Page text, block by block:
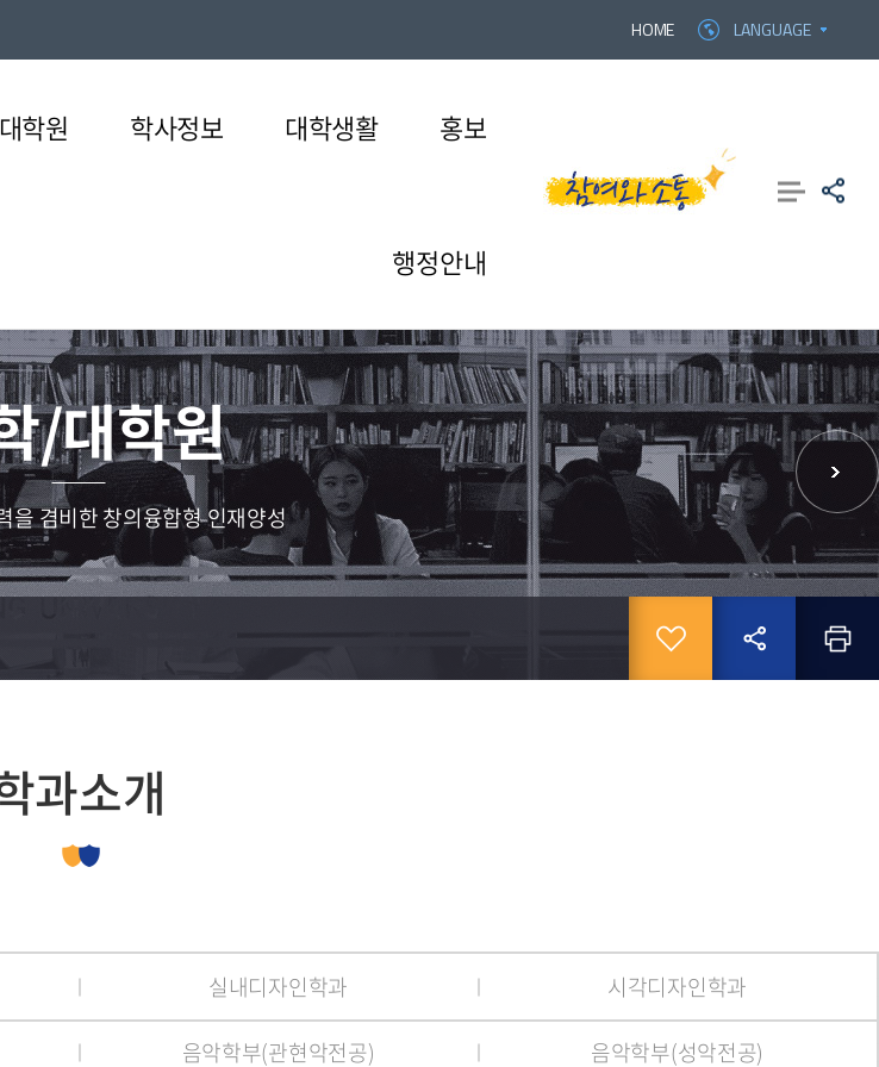
HOME LANGUAGE
성상징
훈/교가
볼마크/로고
스코트
대학기구
조직도
총장직속기관
대학본부
부설연구소
학교법인
이사장 인사말
법인
법인이사회
캠퍼스안내
캠퍼스맵
교내홈페이지
교내전화번호
특수대학원
웨슬리신학대학원
사회복지대학원
교육대학원
계약학과
학원
융복합교육과정 연구/산학협력/평생교육
산학협력단
평생교육원
학사정보
학적
전과
휴학
복학
대학생활
복지문화
성서고고학박물관
생활관안내
통학버스 안내
IT서비스
온라인서비스
전자출결(헤이영캠퍼스)
WiFi이용방법
Microsoft 365
UHS FAQ
홍보
티 UHS 홍보
언론속의협성
협성 WEBZINE
발전기금
행정안내
대학규정
대학규정
예결산공고
학교법인삼일학원
협성대학교
산학협력단
적립금 운용현황
학교법인삼일학원
협성대학교
/대학원
을 겸비한 창의융합형 인재양성
과소개
실내디자인학과 시각디자인학과
음악학부(관현악전공) 음악학부(성악전공)